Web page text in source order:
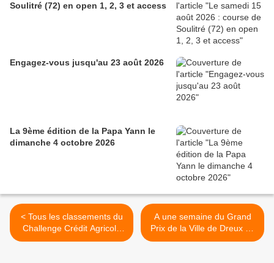
Soulitré (72) en open 1, 2, 3 et access
Engagez-vous jusqu'au 23 août 2026
La 9ème édition de la Papa Yann le
dimanche 4 octobre 2026
< Tous les classements du
Challenge Crédit Agricole
28 après Yermenonville
A une semaine du Grand
Prix de la Ville de Dreux en
open 1 : un beau plateau